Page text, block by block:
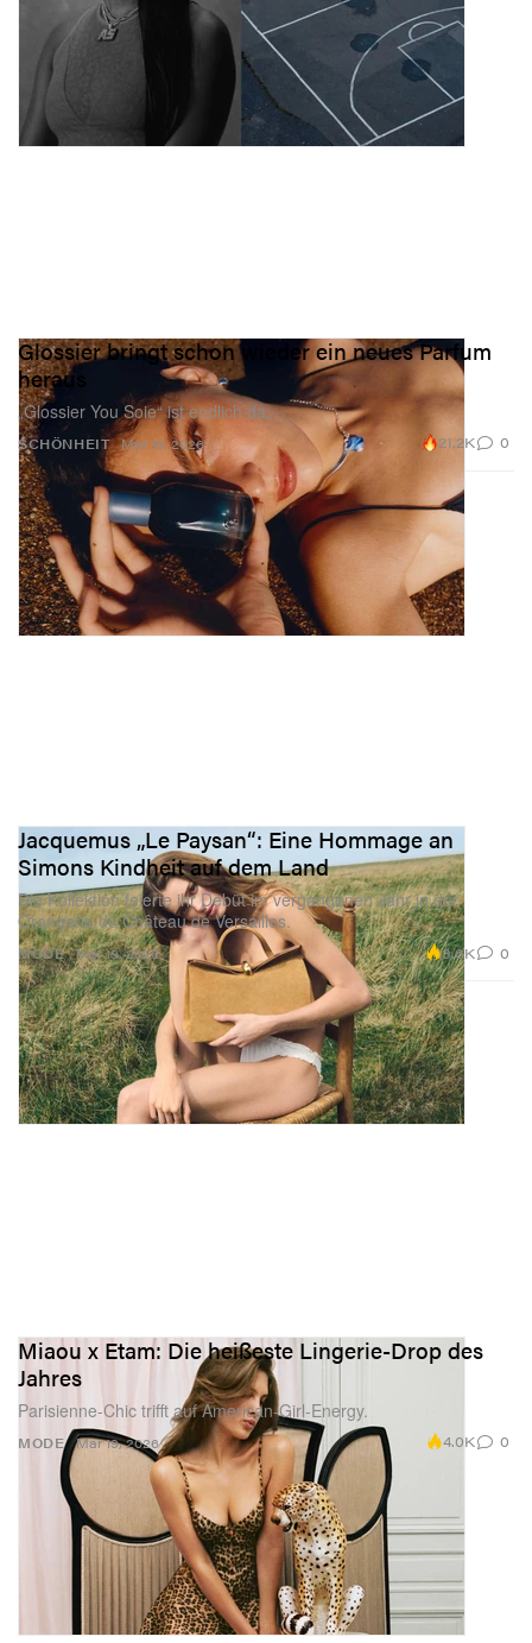
SCHÖNHEIT
Glossier bringt schon wieder ein neues Parfum
heraus
„Glossier You Soie“ ist endlich da.
Mar 19, 2026 21.2K 0
MODE
Jacquemus „Le Paysan“: Eine Hommage an
Simons Kindheit auf dem Land
Die Kollektion feierte ihr Debüt im vergangenen Jahr in der
Orangerie du Château de Versailles.
Mar 19, 2026 3.6K 0
MODE
Miaou x Etam: Die heißeste Lingerie-Drop des
Jahres
Parisienne-Chic trifft auf American-Girl-Energy.
Mar 19, 2026 4.0K 0